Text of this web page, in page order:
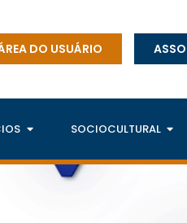
DO USUÁRIO
SOCIOCULTURAL